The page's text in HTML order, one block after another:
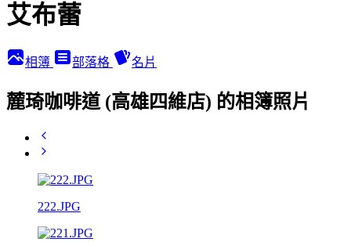
艾布蕾
相簿 部落格 名片
麓琦咖啡道 (高雄四維店) 的相簿照片
222.JPG